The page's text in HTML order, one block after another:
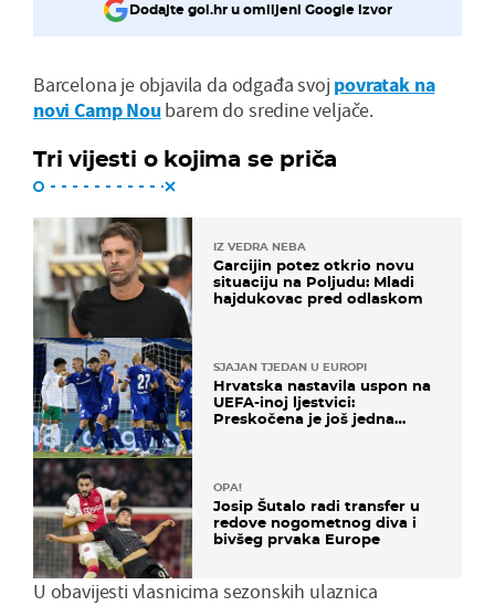
Dodajte gol.hr u omiljeni Google izvor
Barcelona je objavila da odgađa svoj povratak na
novi Camp Nou barem do sredine veljače.
Tri vijesti o kojima se priča
IZ VEDRA NEBA
Garcijin potez otkrio novu
situaciju na Poljudu: Mladi
hajdukovac pred odlaskom
SJAJAN TJEDAN U EUROPI
Hrvatska nastavila uspon na
UEFA-inoj ljestvici:
Preskočena je još jedna
OPA!
Josip Šutalo radi transfer u
redove nogometnog diva i
bivšeg prvaka Europe
U obavijesti vlasnicima sezonskih ulaznica